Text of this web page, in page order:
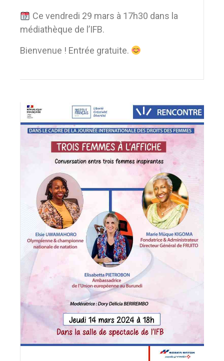
Ce vendredi 29 mars à 17h30 dans la
médiathèque de l’IFB.
Bienvenue ! Entrée gratuite.